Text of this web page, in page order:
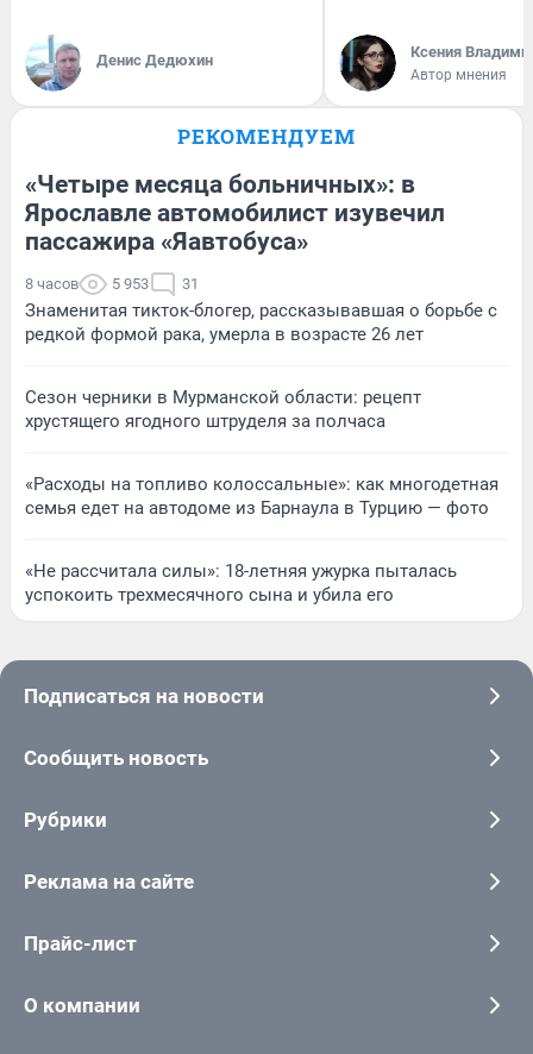
Денис Дедюхин Ксения
Автор мнения
РЕКОМЕНДУЕМ
«Четыре месяца больничных»: в
Ярославле автомобилист изувечил
пассажира «Яавтобуса»
8 часов 5 953 31
Знаменитая тикток-блогер, рассказывавшая о борьбе с
редкой формой рака, умерла в возрасте 26 лет
Сезон черники в Мурманской области: рецепт
хрустящего ягодного штруделя за полчаса
«Расходы на топливо колоссальные»: как многодетная
семья едет на автодоме из Барнаула в Турцию — фото
«Не рассчитала силы»: 18-летняя ужурка пыталась
успокоить трехмесячного сына и убила его
Подписаться на новости
Сообщить новость
Рубрики
Реклама на сайте
Прайс-лист
О компании